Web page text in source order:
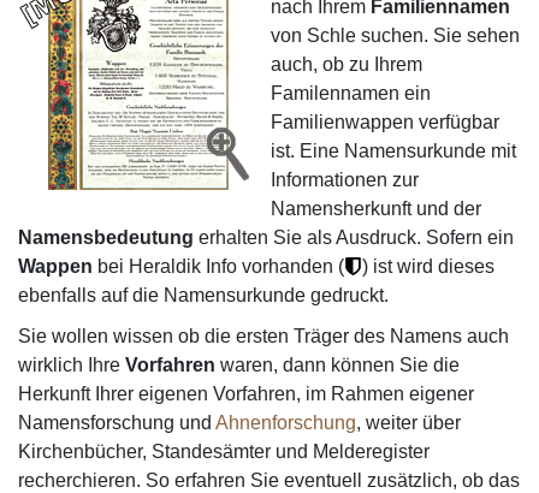
nach Ihrem Familiennamen
von Schle suchen. Sie sehen
auch, ob zu Ihrem
Familennamen ein
Familienwappen verfügbar
ist. Eine Namensurkunde mit
Informationen zur
Namensherkunft und der
Namensbedeutung erhalten Sie als Ausdruck. Sofern ein
Wappen bei Heraldik Info vorhanden (
) ist wird dieses
ebenfalls auf die Namensurkunde gedruckt.
Sie wollen wissen ob die ersten Träger des Namens auch
wirklich Ihre Vorfahren waren, dann können Sie die
Herkunft Ihrer eigenen Vorfahren, im Rahmen eigener
Namensforschung und Ahnenforschung, weiter über
Kirchenbücher, Standesämter und Melderegister
recherchieren. So erfahren Sie eventuell zusätzlich, ob das